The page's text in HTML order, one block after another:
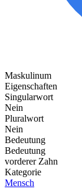
Maskulinum
Eigenschaften
Singularwort
Nein
Pluralwort
Nein
Bedeutung
Bedeutung
vorderer Zahn
Kategorie
Mensch